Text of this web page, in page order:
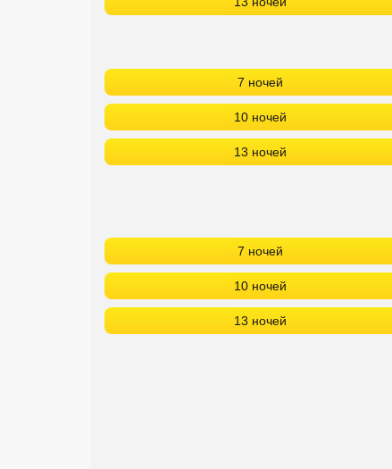
7 ночей
10 ночей
13 ночей
7 ночей
10 ночей
13 ночей